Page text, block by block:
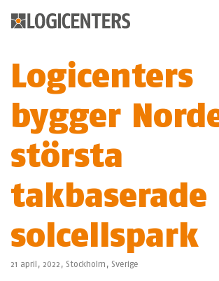
Logicenters
bygger
största
takbaserade
solcellspark
21 april, 2022, Stockholm , Sverige